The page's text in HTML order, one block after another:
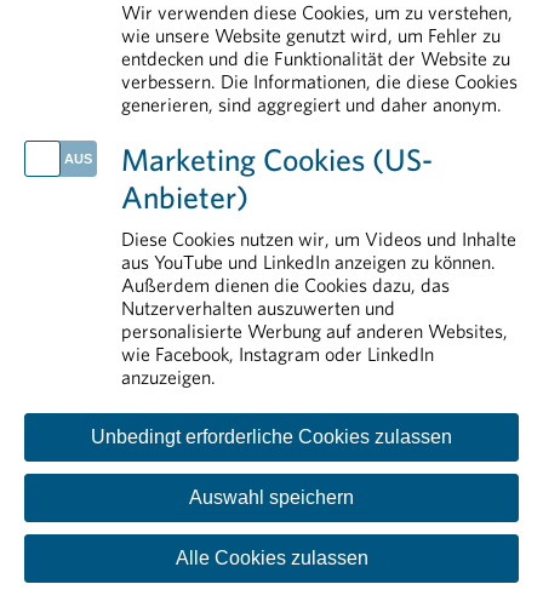
Life Sciences in Österreich: Der Standort braucht Rückenwind
EU will Arzneimittelproduktion in Europa stärken
IM DETAIL
Arzneimittelmarkt
Arzneimittelsicherheit
Transparenz
Erstattung von Arzneimitteln
Pharmareferenten
Impressum
Disclaimer
Datenschutzinformation
Cookie-Einstellungen
Wir verwenden diese Cookies, um zu verstehen,
wie unsere Website genutzt wird, um Fehler zu
entdecken und die Funktionalität der Website zu
verbessern. Die Informationen, die diese Cookies
generieren, sind aggregiert und daher anonym.
Marketing Cookies (US-
Anbieter)
Diese Cookies nutzen wir, um Videos und Inhalte
aus YouTube und LinkedIn anzeigen zu können.
Außerdem dienen die Cookies dazu, das
Nutzerverhalten auszuwerten und
personalisierte Werbung auf anderen Websites,
wie Facebook, Instagram oder LinkedIn
anzuzeigen.
Unbedingt erforderliche Cookies zulassen
Auswahl speichern
Alle Cookies zulassen